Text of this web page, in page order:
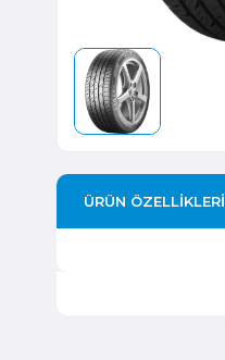
ÜRÜN ÖZELLIKLERI